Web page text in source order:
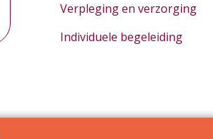
Verpleging en verzorging
Individuele begeleiding